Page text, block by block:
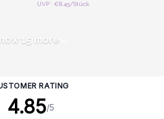
UVP : €8.45/Stück
15 more
RATING
4.85/5